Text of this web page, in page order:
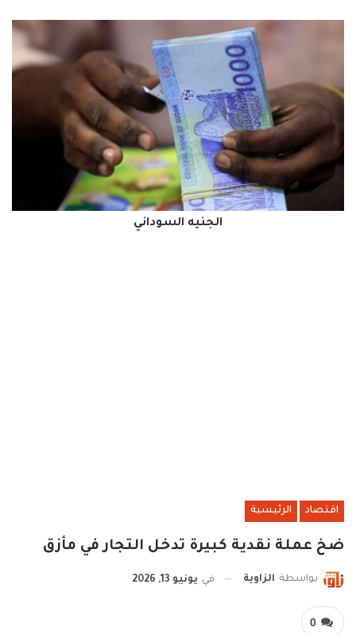
الجنيه السوداني
اقتصاد الرئيسية
ضخ عملة نقدية كبيرة تدخل التجار في مأزق
بواسطة الزاوية في يونيو 13, 2026
0